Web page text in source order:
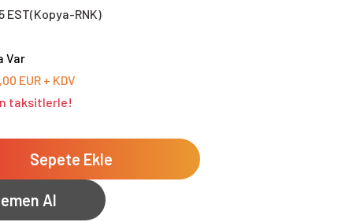
EST(Kopya-RNK)
Var
EUR + KDV
taksitlerle!
Sepete Ekle
Al